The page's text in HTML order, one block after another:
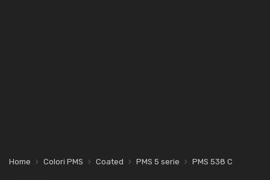
Home Colori PMS Coated PMS 5 serie PMS 538 C